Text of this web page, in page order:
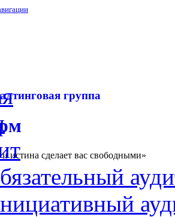
группа
и истина сделает вас свободными»